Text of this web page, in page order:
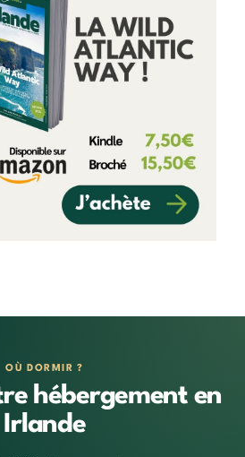
OÙ DORMIR ?
hébergement en
Irlande